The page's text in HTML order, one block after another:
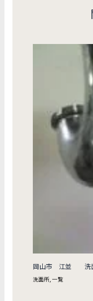
岡山市 江並 洗
洗面所 ,一覧